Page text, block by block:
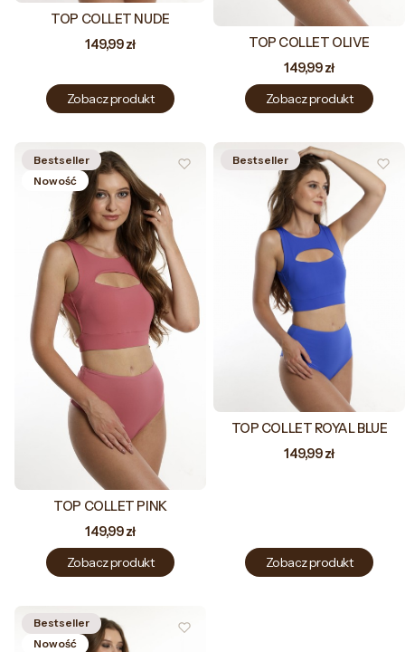
TOP COLLET NUDE
Cena
149,99 zł
Zobacz produkt
TOP COLLET OLIVE
Cena
149,99 zł
Zobacz produkt
Bestseller
Nowość
TOP COLLET PINK
Cena
149,99 zł
Zobacz produkt
Bestseller
TOP COLLET ROYAL BLUE
Cena
149,99 zł
Zobacz produkt
Bestseller
Nowość